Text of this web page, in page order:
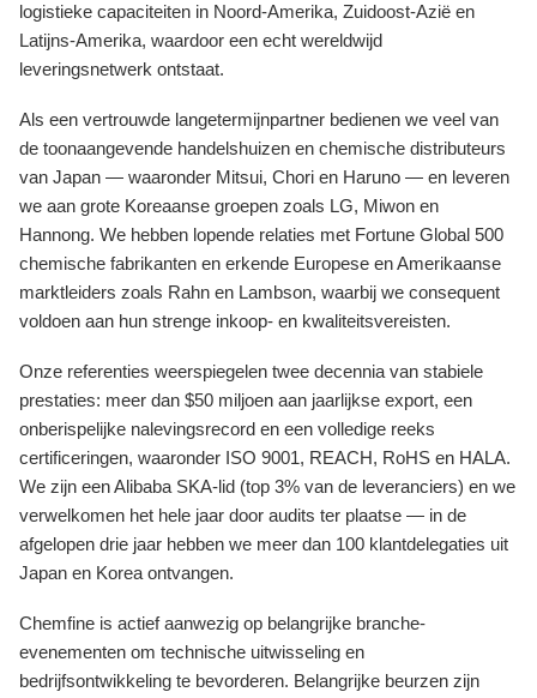
logistieke capaciteiten in Noord-Amerika, Zuidoost-Azië en
Latijns-Amerika, waardoor een echt wereldwijd
leveringsnetwerk ontstaat.
Als een vertrouwde langetermijnpartner bedienen we veel van
de toonaangevende handelshuizen en chemische distributeurs
van Japan — waaronder Mitsui, Chori en Haruno — en leveren
we aan grote Koreaanse groepen zoals LG, Miwon en
Hannong. We hebben lopende relaties met Fortune Global 500
chemische fabrikanten en erkende Europese en Amerikaanse
marktleiders zoals Rahn en Lambson, waarbij we consequent
voldoen aan hun strenge inkoop- en kwaliteitsvereisten.
Onze referenties weerspiegelen twee decennia van stabiele
prestaties: meer dan $50 miljoen aan jaarlijkse export, een
onberispelijke nalevingsrecord en een volledige reeks
certificeringen, waaronder ISO 9001, REACH, RoHS en HALA.
We zijn een Alibaba SKA-lid (top 3% van de leveranciers) en we
verwelkomen het hele jaar door audits ter plaatse — in de
afgelopen drie jaar hebben we meer dan 100 klantdelegaties uit
Japan en Korea ontvangen.
Chemfine is actief aanwezig op belangrijke branche-
evenementen om technische uitwisseling en
bedrijfsontwikkeling te bevorderen. Belangrijke beurzen zijn